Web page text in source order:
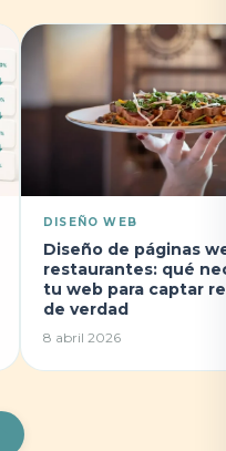
DISEÑO WEB
Diseño de páginas
restaurantes: qué
tu web para captar
de verdad
8 abril 2026